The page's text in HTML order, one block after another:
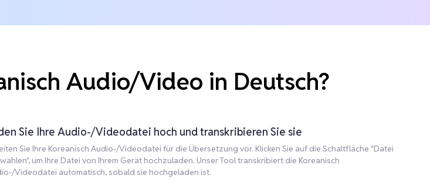
Audio/Video in Deutsch?
Sie Ihre Audio-/Videodatei hoch und transkribieren Sie sie
Sie Ihre Koreanisch Audio-/Videodatei für die Übersetzung vor. Klicken Sie auf die Schaltfläche "Datei
um Ihre Datei von Ihrem Gerät hochzuladen. Unser Tool transkribiert die Koreanisch
Videodatei automatisch, sobald sie hochgeladen ist.